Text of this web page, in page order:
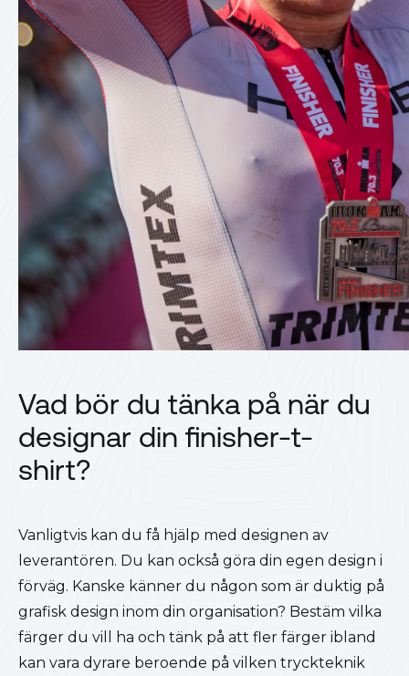
Vad bör du tänka på när du
designar din finisher-t-
shirt?
Vanligtvis kan du få hjälp med designen av
leverantören. Du kan också göra din egen design i
förväg. Kanske känner du någon som är duktig på
grafisk design inom din organisation? Bestäm vilka
färger du vill ha och tänk på att fler färger ibland
kan vara dyrare beroende på vilken tryckteknik